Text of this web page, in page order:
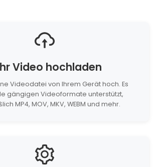
Video hochladen
Videodatei von Ihrem Gerät hoch. Es
gängigen Videoformate unterstützt,
MP4, MOV, MKV, WEBM und mehr.